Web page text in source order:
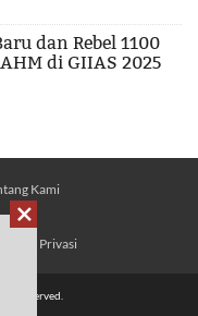
dan Rebel 1100
di GIIAS 2025
Kami
Privasi
Reserved.
